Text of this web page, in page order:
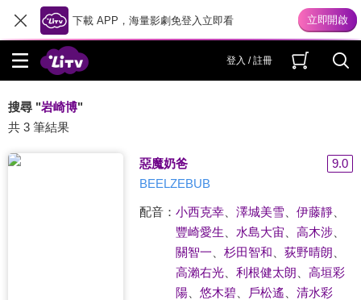
下載 APP，海量影劇免登入立即看
登入 / 註冊
搜尋 "岩崎博"
共 3 筆結果
惡魔奶爸
9.0
BEELZEBUB
配音： 小西克幸、 澤城美雪、 伊藤靜、
豐崎愛生
水島大宙、 高木涉、
關智一
杉田智和 荻野晴朗
高瀨右光、 利根健太朗
高垣彩
陽、 悠木碧、 戶松遙
清水彩